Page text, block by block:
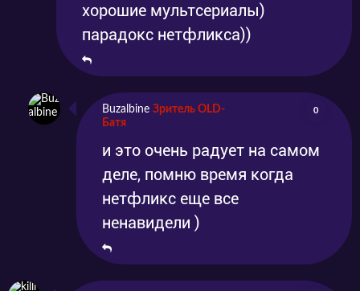
хорошие мультсериалы)
парадокс нетфликса))
Buzalbine Зритель OLD-
Батя
0
и это очень радует на самом
деле, помню время когда
нетфликс еще все
ненавидели )